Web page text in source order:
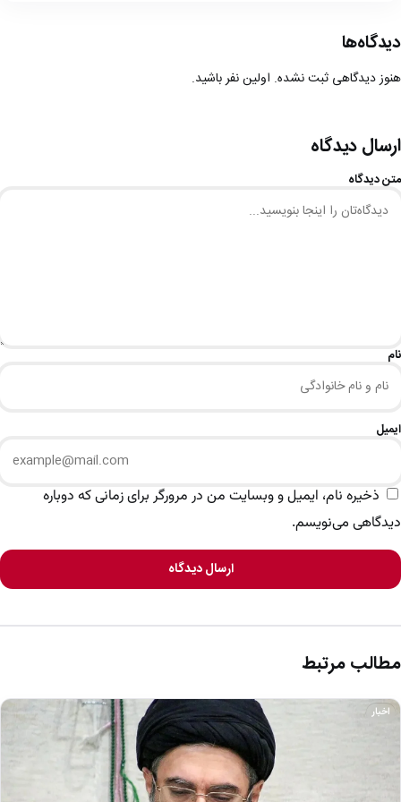
دیدگاه‌ها
هنوز دیدگاهی ثبت نشده. اولین نفر باشید.
ارسال دیدگاه
متن دیدگاه
نام
ایمیل
ذخیره نام، ایمیل و وبسایت من در مرورگر برای زمانی که دوباره
دیدگاهی می‌نویسم.
ارسال دیدگاه
مطالب مرتبط
اخبار